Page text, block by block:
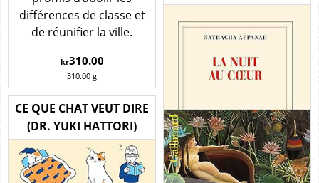
différences de classe et
de réunifier la ville.
kr310.00
310.00 g
CE QUE CHAT VEUT DIRE
(DR. YUKI HATTORI)